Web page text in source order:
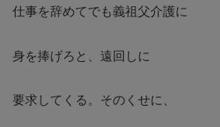
仕事を辞めてでも義祖父介護に
身を捧げろと、遠回しに
要求してくる。そのくせに、